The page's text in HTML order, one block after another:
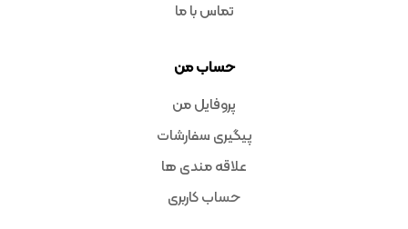
تماس با ما
حساب من
پروفایل من
پیگیری سفارشات
علاقه مندی ها
حساب کاربری